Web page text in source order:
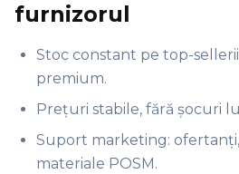
furnizorul
Stoc constant pe top-
premium.
Prețuri stabile, fără șocuri
Suport marketing:
materiale POSM.